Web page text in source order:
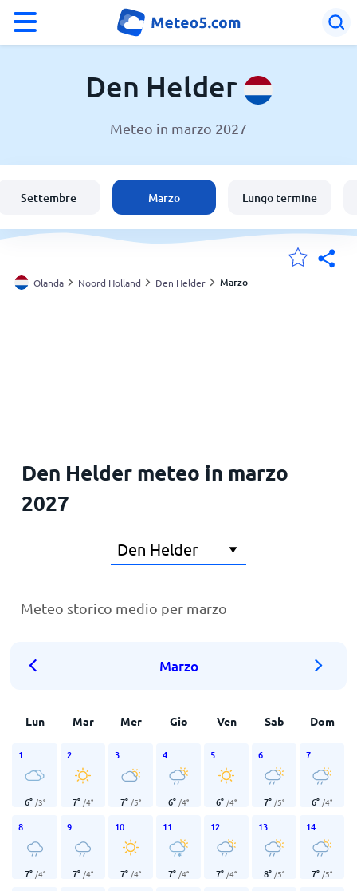
Meteo a Den Helder
Italia
Svizzera
Den Helder
Meteo in marzo 2027
Settembre Marzo Lungo termine
Olanda Noord Holland Den Helder Marzo
Den Helder meteo in marzo
2027
Meteo storico medio per marzo
Marzo
Lun Mar Mer Gio Ven Sab Dom
1
6° /3°
2
7° /4°
3
7° /5°
4
6° /4°
5
6° /4°
6
7° /5°
7
6° /4°
8
7° /4°
9
7° /4°
10
7° /4°
11
7° /4°
12
7° /4°
13
8° /5°
14
7° /5°